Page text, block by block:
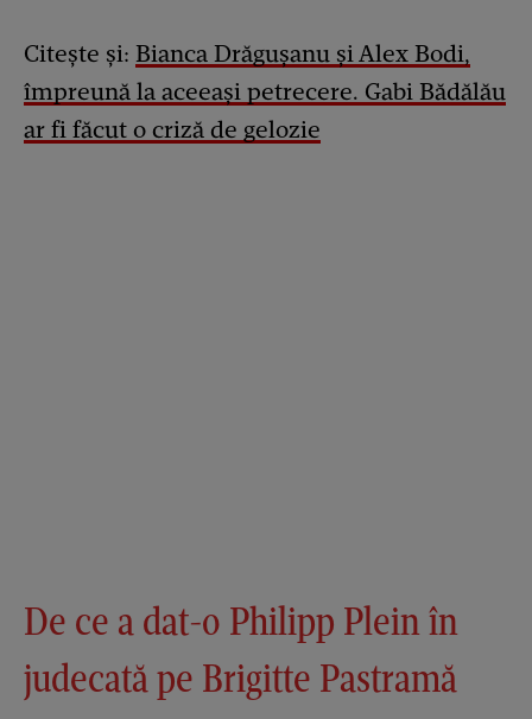
Citește și: Bianca Drăgușanu și Alex Bodi,
împreună la aceeași petrecere. Gabi Bădălău
ar fi făcut o criză de gelozie
De ce a dat-o Philipp Plein în
judecată pe Brigitte Pastramă